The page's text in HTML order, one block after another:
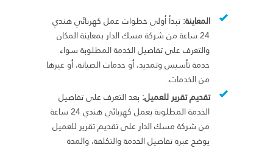
المعاينة:تبدأ أولى خطوات عمل كهربائي هندي
24 ساعة من شركة مسك الدار بمعاينة المكان
والتعرف على تفاصيل الخدمة المطلوبة سواء
خدمة تأسيس وتمديد، أو خدمات الصيانة، أو غيرها
من الخدمات.
تقديم تقرير للعميل:بعد التعرف على تفاصيل
الخدمة المطلوبة يعمل كهربائي هندي 24 ساعة
من شركة مسك الدار على تقديم تقرير للعميل
يوضح عبره تفاصيل الخدمة والتكلفة، والمدة